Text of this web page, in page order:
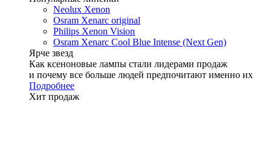
Neolux Xenon
Osram Xenarc original
Philips Xenon Vision
Osram Xenarc Cool Blue Intense (Next Gen)
Ярче звезд
Как ксеноновые лампы стали лидерами продаж
и почему все больше людей предпочитают именно их
Подробнее
Хит продаж